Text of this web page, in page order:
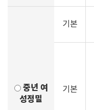
중년 여
성정밀
기본
기본